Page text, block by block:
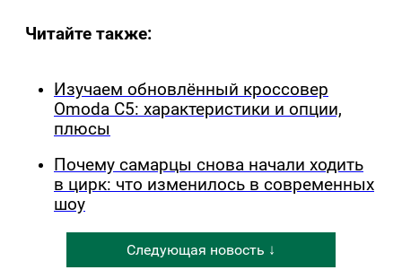
Читайте также:
Изучаем обновлённый кроссовер
Omoda C5: характеристики и опции,
плюсы
Почему самарцы снова начали ходить
в цирк: что изменилось в современных
шоу
Следующая новость ↓